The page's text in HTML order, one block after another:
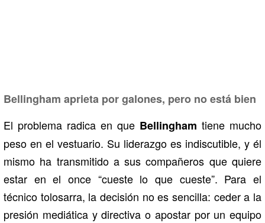
Bellingham aprieta por galones, pero no está bien
El problema radica en que Bellingham tiene mucho
peso en el vestuario. Su liderazgo es indiscutible, y él
mismo ha transmitido a sus compañeros que quiere
estar en el once “cueste lo que cueste”. Para el
técnico tolosarra, la decisión no es sencilla: ceder a la
presión mediática y directiva o apostar por un equipo